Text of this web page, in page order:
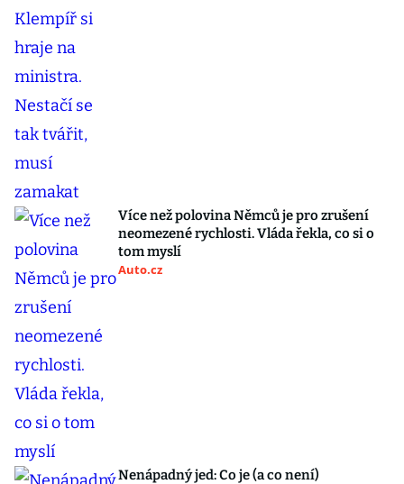
Více než polovina Němců je pro zrušení
neomezené rychlosti. Vláda řekla, co si o
tom myslí
Auto.cz
Nenápadný jed: Co je (a co není)